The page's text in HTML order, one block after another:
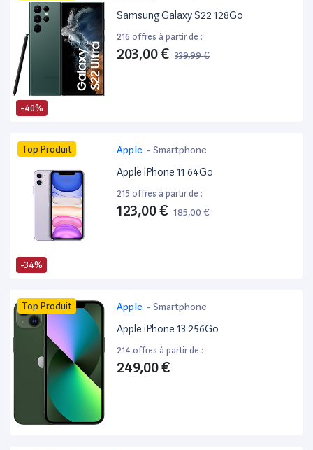
-40%
Samsung Galaxy S22 128Go
216 offres à partir de :
203,00 € 339,99 €
-34%
Top Produit Apple - Smartphone
Apple iPhone 11 64Go
215 offres à partir de :
123,00 € 185,00 €
Top Produit Apple - Smartphone
Apple iPhone 13 256Go
214 offres à partir de :
249,00 €